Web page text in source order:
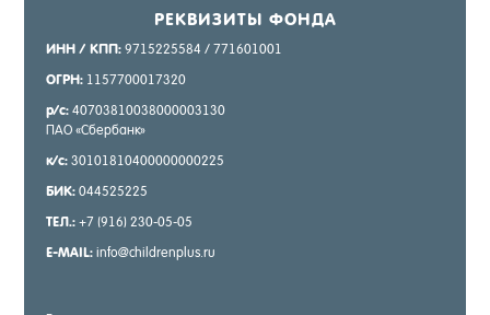
РЕК­ВИ­ЗИТЫ ФОН­ДА
ИНН / КПП: 9715225584 / 771601001
ОГРН: 1157700017320
р/с: 40703810038000003130
ПАО «Сбер­банк»
к/с: 30101810400000000225
БИК: 044525225
ТЕЛ.: +7 (916) 230-05-05
E-MAIL: info@childrenplus.ru